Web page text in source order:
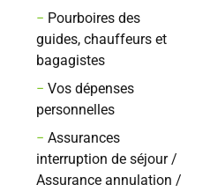
− Pourboires des
guides, chauffeurs et
bagagistes
−Vos dépenses
personnelles
−Assurances
interruption de séjour /
Assurance annulation /